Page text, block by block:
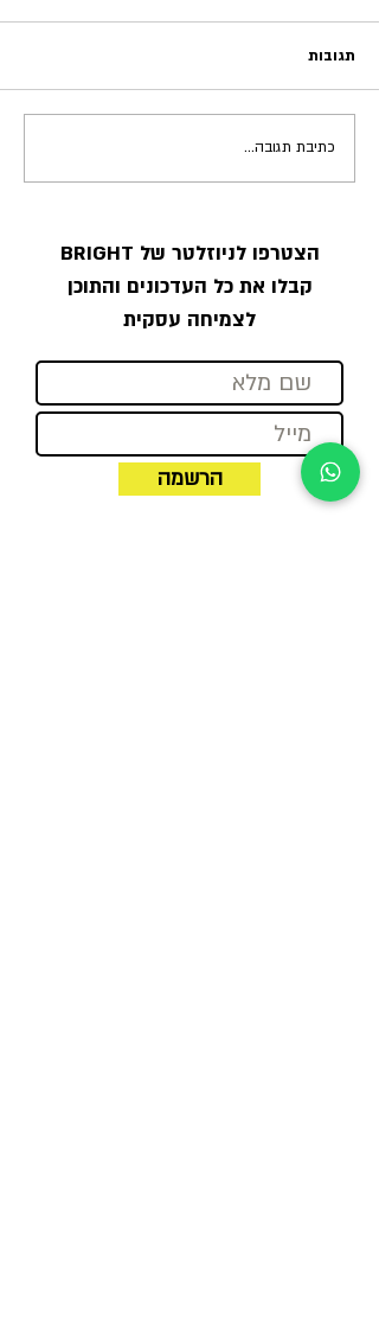
11 דברים על שיווק שבעלי
ובעלות עסקים קטנים חייבים
תגובות
כתיבת תגובה...
הצטרפו לניוזלטר של BRIGHT
קבלו את כל העדכונים והתוכן
לצמיחה עסקית
הרשמה